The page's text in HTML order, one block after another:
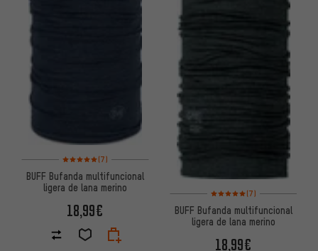
Valoración media: 5 de 5 basada en 7 reseñas
(7)
BUFF Bufanda multifuncional
ligera de lana merino
18,99€
Valoración media: 5 de 5
(7)
BUFF Bufanda multifuncional
ligera de lana merino
18,99€